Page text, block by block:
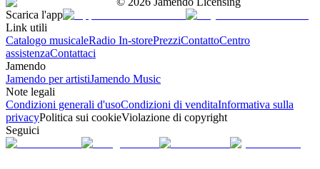
Scarica l'app
Link utili
Catalogo musicaleRadio In-storePrezziContattoCentro
assistenzaContattaci
Jamendo
Jamendo per artistiJamendo Music
Note legali
Condizioni generali d'usoCondizioni di venditaInformativa sulla
privacyPolitica sui cookieViolazione di copyright
Seguici